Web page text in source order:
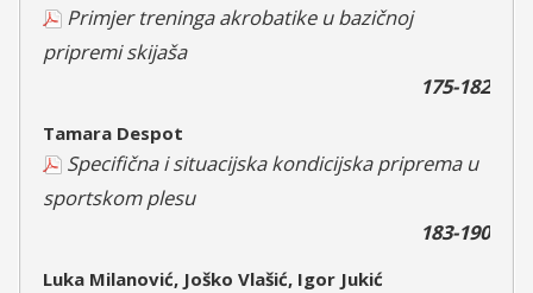
Primjer treninga akrobatike u bazičnoj
pripremi skijaša
175-182
Tamara Despot
Specifična i situacijska kondicijska priprema u
sportskom plesu
183-190
Luka Milanović, Joško Vlašić, Igor Jukić